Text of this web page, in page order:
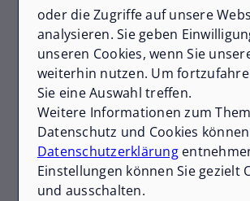
sich initiativ bei uns! Wir sind
Suche nach talentierten und
Menschen, die unser Team mit
Fähigkeiten bereichern möchten.
Mehr erfahren
Deine neuen Kollegen
kennenzulernen
oder die Zugriffe auf unsere
analysieren. Sie geben
unseren Cookies, wenn Sie
weiterhin nutzen. Um
Sie eine Auswahl treffen.
Weitere Informationen zum
Datenschutz und Cookies
Datenschutzerklärung
Einstellungen können Sie gezielt
und ausschalten.